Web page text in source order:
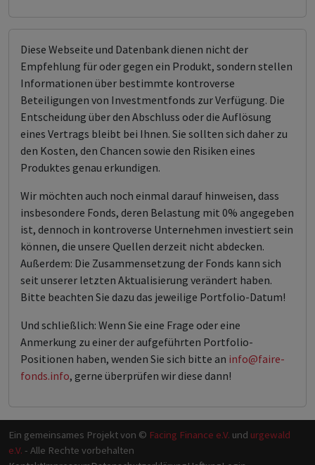
Diese Webseite und Datenbank dienen nicht der
Empfehlung für oder gegen ein Produkt, sondern stellen
Informationen über bestimmte kontroverse
Beteiligungen von Investmentfonds zur Verfügung. Die
Entscheidung über den Abschluss oder die Auflösung
eines Vertrags bleibt bei Ihnen. Sie sollten sich daher zu
den Kosten, den Chancen sowie den Risiken eines
Produktes genau erkundigen.
Wir möchten auch noch einmal darauf hinweisen, dass
insbesondere Fonds, deren Belastung mit 0% angegeben
ist, dennoch in kontroverse Unternehmen investiert sein
können, die unsere Quellen derzeit nicht abdecken.
Außerdem: Die Zusammensetzung der Fonds kann sich
seit unserer letzten Aktualisierung verändert haben.
Bitte beachten Sie dazu das jeweilige Portfolio-Datum!
Und schließlich: Wenn Sie eine Frage oder eine
Anmerkung zu einer der aufgeführten Portfolio-
Positionen haben, wenden Sie sich bitte an info@faire-
fonds.info, gerne überprüfen wir diese dann!
Ein gemeinsames Projekt von © Facing Finance e.V. und urgewald
e.V. - Alle Rechte vorbehalten